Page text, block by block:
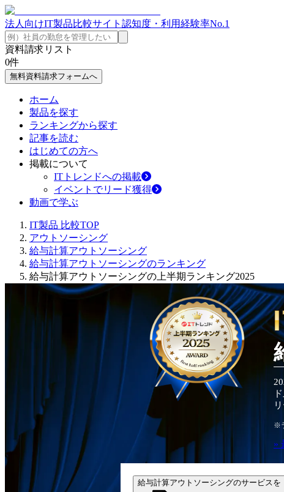
法人向けIT製品比較サイト 認知度・利用経験率No.1
資料請求リスト
0件
無料資料請求フォームへ
ホーム
製品を探す
ランキングから探す
記事を読む
はじめての方へ
掲載について
ITトレンドへの掲載
イベントでリード獲得
動画で学ぶ
IT製品 比較TOP
アウトソーシング
給与計算アウトソーシング
給与計算アウトソーシングのランキング
給与計算アウトソーシングの上半期ランキング2025
ド
※
»
給与計算アウトソーシングのサービスを